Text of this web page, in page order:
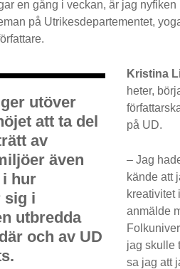
en gång i veckan, är jag
på Utrikesdepartementet,
utöver
att ta del
av
även
hur
sig i
utbredda
och av UD
Kristina
heter,
på UD.
– Jag
kände att
kreativitet
anmälde
jag skulle
sa jag att